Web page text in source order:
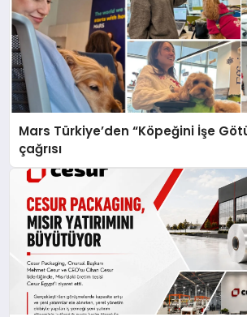
Mars Türkiye’den “Köpeğini İşe
çağrısı